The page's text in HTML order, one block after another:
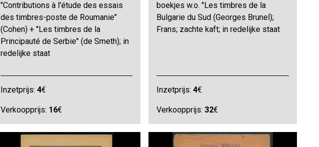
"Contributions à l'étude des essais
des timbres-poste de Roumanie"
(Cohen) + "Les timbres de la
Principauté de Serbie" (de Smeth); in
redelijke staat
Inzetprijs: 4€
Verkoopprijs: 16€
boekjes w.o. "Les timbres de la
Bulgarie du Sud (Georges Brunel);
Frans; zachte kaft; in redelijke staat
Inzetprijs:4€
Verkoopprijs:32€